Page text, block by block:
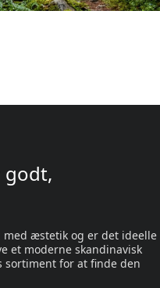
godt,
med æstetik og er det ideelle
et moderne skandinavisk
for at finde den